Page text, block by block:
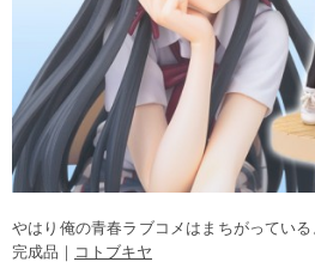
やはり俺の青春ラブコメはまちがってい
完成品｜ コトブキヤ